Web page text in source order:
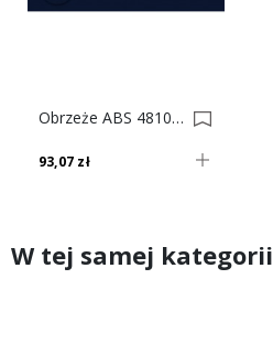
Obrzeże ABS 4810 Vl Granatowy Do Płyty SWISS KRONO 0022970-0023230
93,07 zł
W tej samej kategorii